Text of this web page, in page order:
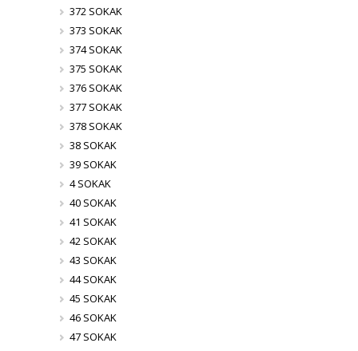
372 SOKAK
373 SOKAK
374 SOKAK
375 SOKAK
376 SOKAK
377 SOKAK
378 SOKAK
38 SOKAK
39 SOKAK
4 SOKAK
40 SOKAK
41 SOKAK
42 SOKAK
43 SOKAK
44 SOKAK
45 SOKAK
46 SOKAK
47 SOKAK